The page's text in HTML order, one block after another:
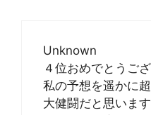
Unknown
４位おめでとうござ
私の予想を遥かに超
大健闘だと思います